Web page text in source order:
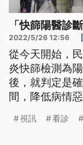
「快篩陽醫診
2022/5/26 12:56
從今天開始，
炎快篩檢測為
後，就判定是
間，降低病情惡
視訊 看診